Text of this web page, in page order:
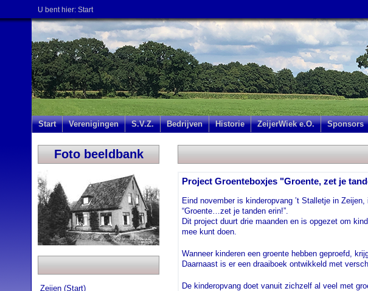
U bent hier: Start
Start Verenigingen S.V.Z. Bedrijven Historie ZeijerWiek e.O. Sponsors
Foto beeldbank
Zeijen (Start)
Project Groenteboxjes "Groente, zet je
Eind november is kinderopvang ’t Stalletje in
“Groente…zet je tanden erin!”.
Dit project duurt drie maanden en is opgezet om
mee kunt doen.
Wanneer kinderen een groente hebben geproefd,
Daarnaast is er een draaiboek ontwikkeld met
De kinderopvang doet vanuit zichzelf al veel met